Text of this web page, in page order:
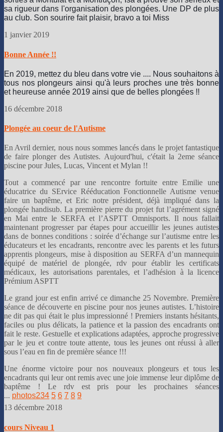
sa rigueur dans l'organisation des plongées. Une DP de plus
au club. Son sourire fait plaisir, bravo a toi Miss
1 janvier 2019
Bonne Année !!
En 2019, mettez du bleu dans votre vie .... Nous souhaitons à
tous nos plongeurs ainsi qu'à leurs proches une très bonne
et heureuse année 2019 ainsi que de belles plongées !!
16 décembre 2018
Plongée au coeur de l'Autisme
En Avril dernier, nous nous sommes lancés dans le projet fantastique
de faire plonger des Autistes. Aujourd'hui, c'était la 2eme séance
piscine pour Jules, Lucas, Vincent et Mylan !!
Tout a commencé par une rencontre fortuite entre Emilie une
éducatrice du SErvice Rééducation Fonctionnelle Autisme venue
faire un baptême, et Eric notre président, déjà impliqué dans la
plongée handisub. La première pierre du projet fut l’agrément signé
en Mai entre le SERFA et l’ASPTT Omnisports. Il nous fallait
maintenant progresser par étapes pour accueillir les jeunes autistes
dans de bonnes conditions : soirée d’échange sur l’autisme entre les
éducateurs et les encadrants, rencontre avec les parents et les futurs
apprentis plongeurs, mise à disposition au SERFA d’un mannequin
équipé de matériel de plongée, rdv pour établir les certificats
médicaux, les autorisations parentales, et l’adhésion à la licence
Prémium ASPTT
Le grand jour est enfin arrivé ce dimanche 25 Novembre. Première
séance de découverte en piscine pour nos jeunes autistes. L’histoire
ne dit pas qui était le plus impressionné ! Premiers instants hésitants,
faciles ou plus délicats, la patience et la passion des encadrants ont
fait le reste. Gestuelle et explications adaptées, approche progressive
par le jeu et contre toute attente, tous les jeunes ont réussi à aller
sous l’eau en fin de première séance !!!
Une énorme victoire pour nos nouveaux plongeurs et tous les
encadrants qui leur ont remis avec une joie immense leur diplôme de
baptême ! Le rdv est pris pour les prochaines séances
... photos234 5 6 7 8 9
13 décembre 2018
cours Niveau 1